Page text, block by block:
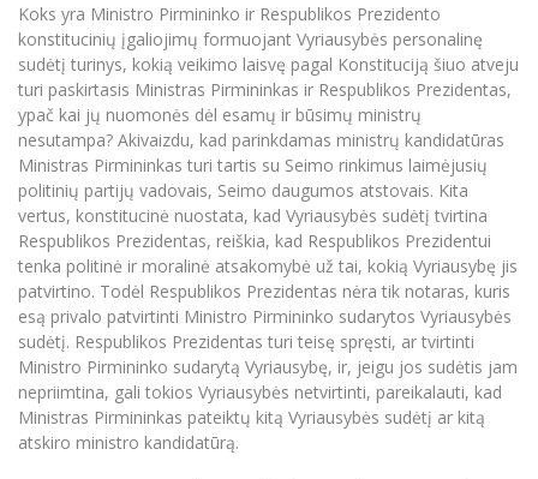
Koks yra Ministro Pirmininko ir Respublikos Prezidento
konstitucinių įgaliojimų formuojant Vyriausybės personalinę
sudėtį turinys, kokią veikimo laisvę pagal Konstituciją šiuo atveju
turi paskirtasis Ministras Pirmininkas ir Respublikos Prezidentas,
ypač kai jų nuomonės dėl esamų ir būsimų ministrų
nesutampa? Akivaizdu, kad parinkdamas ministrų kandidatūras
Ministras Pirmininkas turi tartis su Seimo rinkimus laimėjusių
politinių partijų vadovais, Seimo daugumos atstovais. Kita
vertus, konstitucinė nuostata, kad Vyriausybės sudėtį tvirtina
Respublikos Prezidentas, reiškia, kad Respublikos Prezidentui
tenka politinė ir moralinė atsakomybė už tai, kokią Vyriausybę jis
patvirtino. Todėl Respublikos Prezidentas nėra tik notaras, kuris
esą privalo patvirtinti Ministro Pirmininko sudarytos Vyriausybės
sudėtį. Respublikos Prezidentas turi teisę spręsti, ar tvirtinti
Ministro Pirmininko sudarytą Vyriausybę, ir, jeigu jos sudėtis jam
nepriimtina, gali tokios Vyriausybės netvirtinti, pareikalauti, kad
Ministras Pirmininkas pateiktų kitą Vyriausybės sudėtį ar kitą
atskiro ministro kandidatūrą.